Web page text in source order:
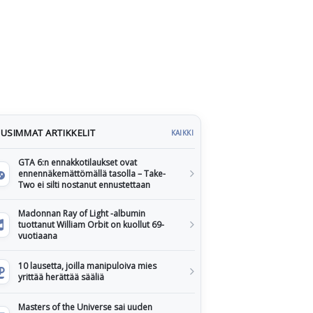
ARTIKKELIT KAIKKI
GTA 6:n ennakkotilaukset ovat
ennennäkemättömällä tasolla – Take-
Two ei silti nostanut ennustettaan
Madonnan Ray of Light -albumin
tuottanut William Orbit on kuollut 69-
vuotiaana
10 lausetta, joilla manipuloiva mies
yrittää herättää sääliä
Masters of the Universe sai uuden